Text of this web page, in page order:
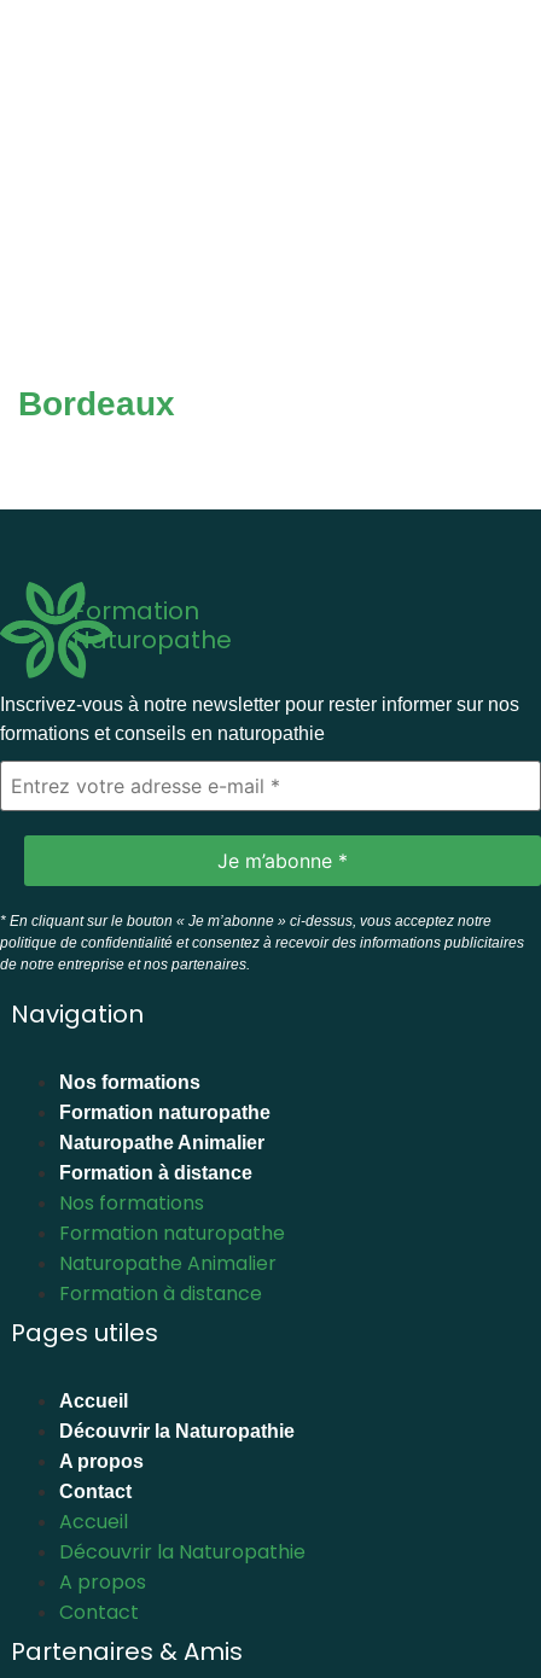
Bordeaux
Formation
Naturopathe
Inscrivez-vous à notre newsletter pour rester informer sur nos
formations et conseils en naturopathie
* En cliquant sur le bouton « Je m’abonne » ci-dessus, vous acceptez notre
politique de confidentialité et consentez à recevoir des informations publicitaires
de notre entreprise et nos partenaires.
Navigation
Nos formations
Formation naturopathe
Naturopathe Animalier
Formation à distance
Nos formations
Formation naturopathe
Naturopathe Animalier
Formation à distance
Pages utiles
Accueil
Découvrir la Naturopathie
A propos
Contact
Accueil
Découvrir la Naturopathie
A propos
Contact
Partenaires & Amis